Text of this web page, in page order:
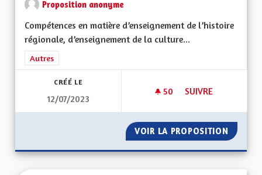
Proposition anonyme
Compétences en matière d’enseignement de l’histoire
régionale, d’enseignement de la culture...
Filtrer les résultats de la catégorie : Autres
Autres
CRÉÉ LE
12/07/2023
50 50 ABONNÉS
SUIVRE
VOIR LA PROPOSITION